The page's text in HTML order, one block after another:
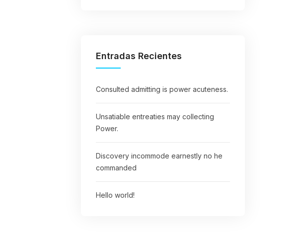
Entradas Recientes
Consulted admitting is power acuteness.
Unsatiable entreaties may collecting
Power.
Discovery incommode earnestly no he
commanded
Hello world!